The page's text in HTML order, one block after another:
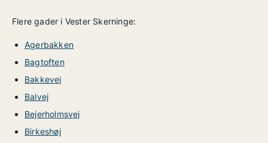
Flere gader i Vester Skerninge:
Agerbakken
Bagtoften
Bakkevej
Balvej
Bejerholmsvej
Birkeshøj